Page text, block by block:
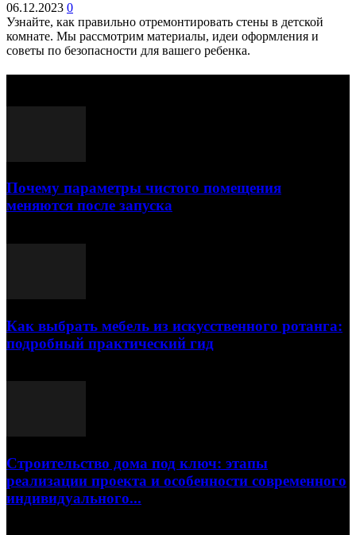
06.12.2023 0
Узнайте, как правильно отремонтировать стены в детской
комнате. Мы рассмотрим материалы, идеи оформления и
советы по безопасности для вашего ребенка.
Почему параметры чистого помещения
меняются после запуска
Как выбрать мебель из искусственного ротанга:
подробный практический гид
Строительство дома под ключ: этапы
реализации проекта и особенности современного
индивидуального...